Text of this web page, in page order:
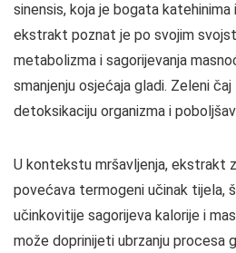
sinensis, koja je bogata katehinima
ekstrakt poznat je po svojim
metabolizma i sagorijevanja
smanjenju osjećaja gladi. Zeleni
detoksikaciju organizma i
U kontekstu mršavljenja, ekstrakt
povećava termogeni učinak tijela,
učinkovitije sagorijeva kalorije i
može doprinijeti ubrzanju procesa